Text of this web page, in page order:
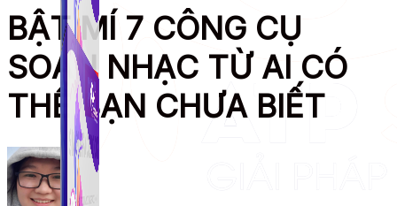
BẬT MÍ 7 CÔNG CỤ
SOẠN NHẠC TỪ AI CÓ
THỂ BẠN CHƯA BIẾT